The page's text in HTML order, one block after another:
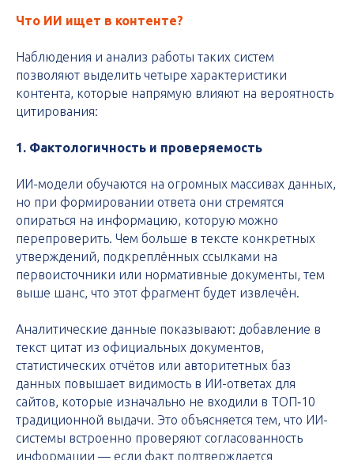
Что ИИ ищет в контенте?
Наблюдения и анализ работы таких систем
позволяют выделить четыре характеристики
контента, которые напрямую влияют на вероятность
цитирования:
1. Фактологичность и проверяемость
ИИ-модели обучаются на огромных массивах данных,
но при формировании ответа они стремятся
опираться на информацию, которую можно
перепроверить. Чем больше в тексте конкретных
утверждений, подкреплённых ссылками на
первоисточники или нормативные документы, тем
выше шанс, что этот фрагмент будет извлечён.
Аналитические данные показывают: добавление в
текст цитат из официальных документов,
статистических отчётов или авторитетных баз
данных повышает видимость в ИИ-ответах для
сайтов, которые изначально не входили в ТОП‑10
традиционной выдачи. Это объясняется тем, что ИИ-
системы встроенно проверяют согласованность
информации — если факт подтверждается